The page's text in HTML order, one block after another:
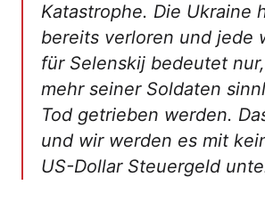
Katastrophe. Die Ukraine
bereits verloren und jede
für Selenskij bedeutet
mehr seiner Soldaten
Tod getrieben werden.
und wir werden es mit
US-Dollar Steuergeld